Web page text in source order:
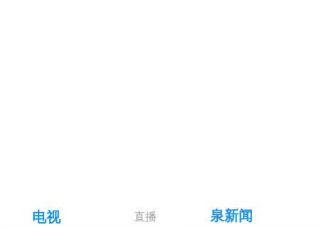
直播
电视 泉新闻